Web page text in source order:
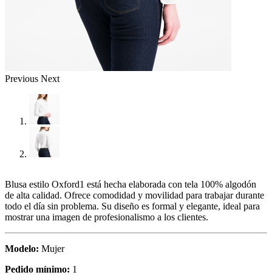
Previous Next
Blusa estilo Oxford1 está hecha elaborada con tela 100% algodón
de alta calidad. Ofrece comodidad y movilidad para trabajar durante
todo el día sin problema. Su diseño es formal y elegante, ideal para
mostrar una imagen de profesionalismo a los clientes.
Modelo: Mujer
Pedido mínimo: 1